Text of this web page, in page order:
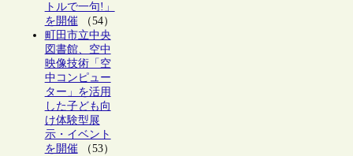
トルで一句!」
を開催（54）
町田市立中央
図書館、空中
映像技術「空
中コンピュー
ター」を活用
した子ども向
け体験型展
示・イベント
を開催（53）